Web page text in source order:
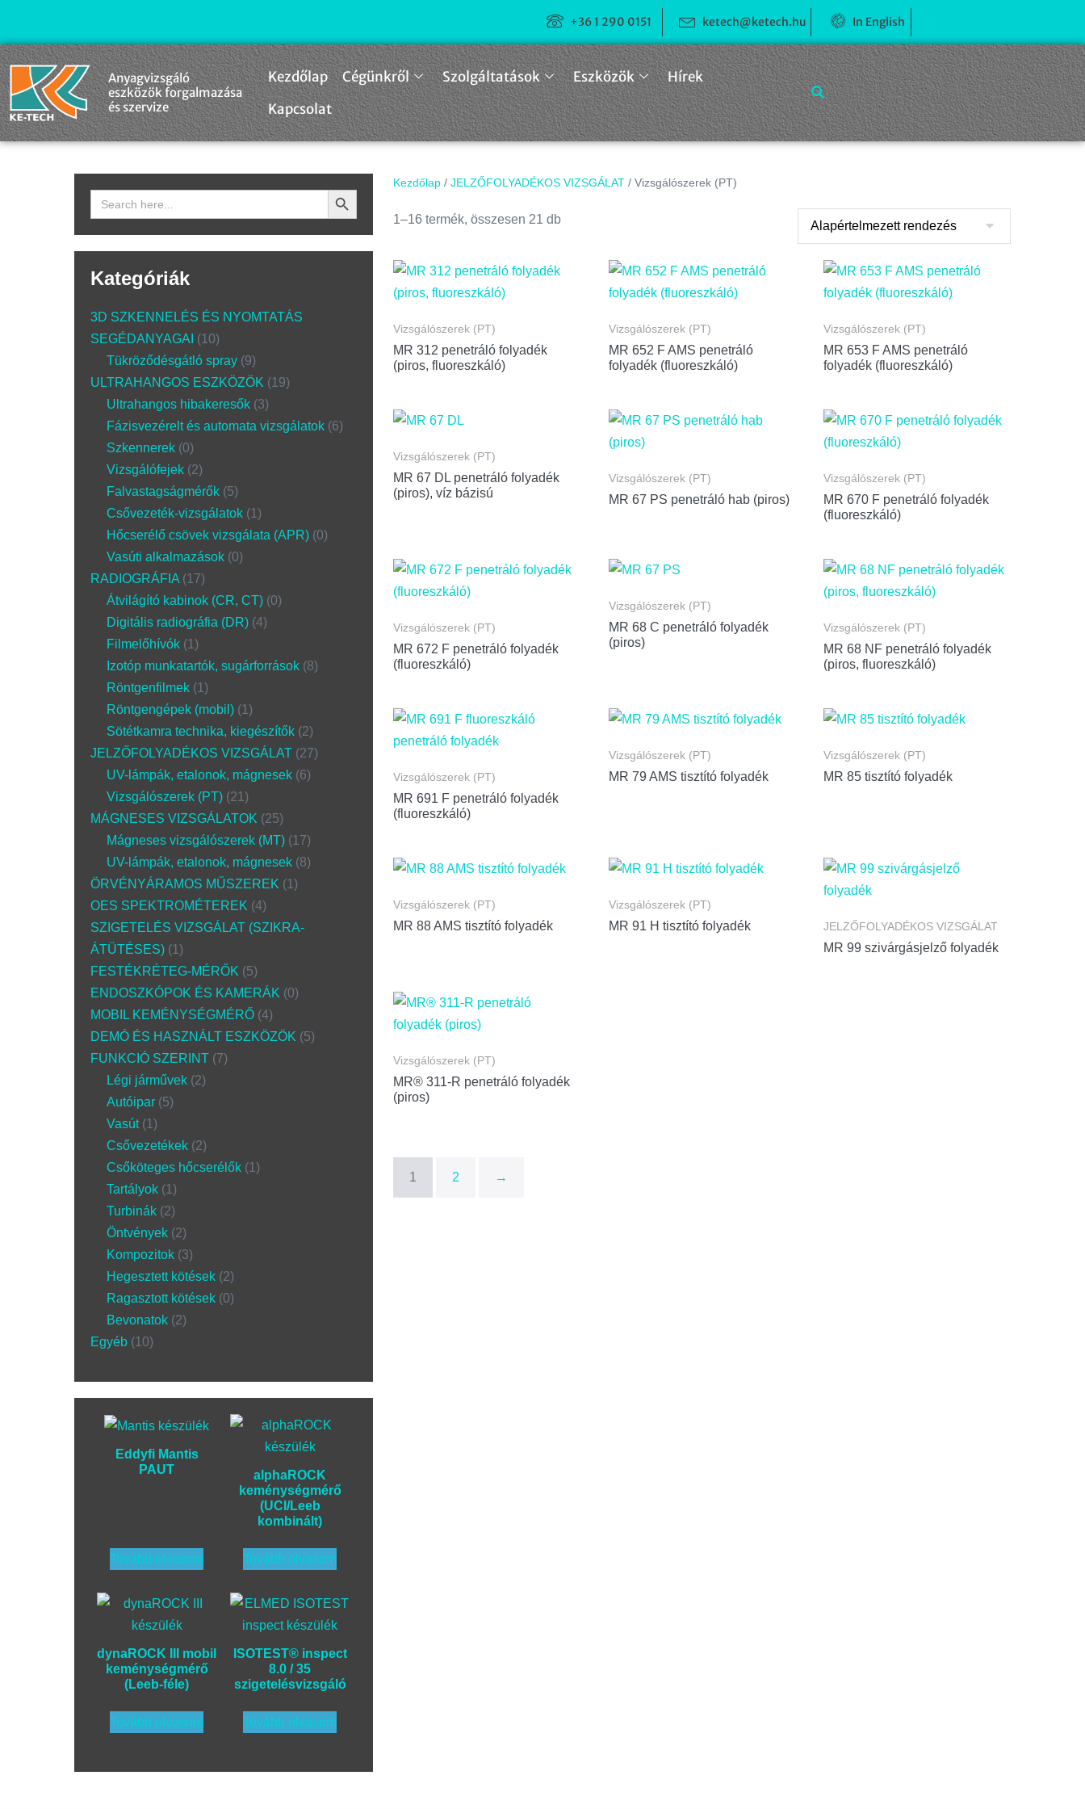
+36 1 290 0151 ketech@ketech.hu In English
Anyagvizsgáló
eszközök forgalmazása
és szervize
Kezdőlap Cégünkről Szolgáltatások Eszközök
Hírek
Kapcsolat
Search
for:
Search Button
Kategóriák
3D SZKENNELÉS ÉS NYOMTATÁS
SEGÉDANYAGAI
10
Tükröződésgátló spray 9
ULTRAHANGOS ESZKÖZÖK
19
Ultrahangos hibakeresők 3
Fázisvezérelt és automata vizsgálatok 6
Szkennerek 0
Vizsgálófejek 2
Falvastagságmérők 5
Csővezeték-vizsgálatok 1
Hőcserélő csövek vizsgálata (APR) 0
Vasúti alkalmazások 0
RADIOGRÁFIA 17
Átvilágító kabinok (CR, CT) 0
Digitális radiográfia (DR) 4
Filmelőhívók 1
Izotóp munkatartók, sugárforrások 8
Röntgenfilmek 1
Röntgengépek (mobil) 1
Sötétkamra technika, kiegészítők 2
JELZŐFOLYADÉKOS VIZSGÁLAT 27
UV-lámpák, etalonok, mágnesek 6
Vizsgálószerek (PT) 21
MÁGNESES VIZSGÁLATOK
25
Mágneses vizsgálószerek (MT) 17
UV-lámpák, etalonok, mágnesek 8
ÖRVÉNYÁRAMOS MŰSZEREK
1
OES SPEKTROMÉTEREK 4
SZIGETELÉS VIZSGÁLAT (SZIKRA-
ÁTÜTÉSES) 1
FESTÉKRÉTEG-MÉRŐK
5
ENDOSZKÓPOK ÉS KAMERÁK
0
MOBIL KEMÉNYSÉGMÉRŐ 4
DEMÓ ÉS HASZNÁLT ESZKÖZÖK
5
FUNKCIÓ SZERINT 7
Légi járművek 2
Autóipar 5
Vasút 1
Csővezetékek 2
Csőköteges hőcserélők 1
Tartályok 1
Turbinák 2
Öntvények 2
Kompozitok 3
Hegesztett kötések 2
Ragasztott kötések 0
Bevonatok 2
Egyéb 10
Eddyfi Mantis
PAUT
Tovább olvasom
alphaROCK
keménységmérő
(UCI/Leeb
kombinált)
Tovább olvasom
dynaROCK III mobil
keménységmérő
(Leeb-féle)
Tovább olvasom
ISOTEST® inspect
8.0 / 35
szigetelésvizsgáló
Tovább olvasom
Kezdőlap/ JELZŐFOLYADÉKOS VIZSGÁLAT/ Vizsgálószerek (PT)
1–16 termék, összesen 21 db
Vizsgálószerek (PT)
MR 312 penetráló folyadék
(piros, fluoreszkáló)
Vizsgálószerek (PT)
MR 652 F AMS penetráló
folyadék (fluoreszkáló)
Vizsgálószerek (PT)
MR 653 F AMS penetráló
folyadék (fluoreszkáló)
Vizsgálószerek (PT)
MR 67 DL penetráló folyadék
(piros), víz bázisú
Vizsgálószerek (PT)
MR 67 PS penetráló hab (piros)
Vizsgálószerek (PT)
MR 670 F penetráló folyadék
(fluoreszkáló)
Vizsgálószerek (PT)
MR 672 F penetráló folyadék
(fluoreszkáló)
Vizsgálószerek (PT)
MR 68 C penetráló folyadék
(piros)
Vizsgálószerek (PT)
MR 68 NF penetráló folyadék
(piros, fluoreszkáló)
Vizsgálószerek (PT)
MR 691 F penetráló folyadék
(fluoreszkáló)
Vizsgálószerek (PT)
MR 79 AMS tisztító folyadék
Vizsgálószerek (PT)
MR 85 tisztító folyadék
Vizsgálószerek (PT)
MR 88 AMS tisztító folyadék
Vizsgálószerek (PT)
MR 91 H tisztító folyadék JELZŐFOLYADÉKOS VIZSGÁLAT
MR 99 szivárgásjelző folyadék
Vizsgálószerek (PT)
MR® 311-R penetráló folyadék
(piros)
1 2 →